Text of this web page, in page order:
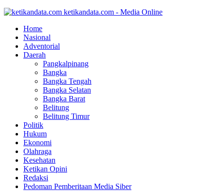
ketikandata.com - Media Online
Home
Nasional
Adventorial
Daerah
Pangkalpinang
Bangka
Bangka Tengah
Bangka Selatan
Bangka Barat
Belitung
Belitung Timur
Politik
Hukum
Ekonomi
Olahraga
Kesehatan
Ketikan Opini
Redaksi
Pedoman Pemberitaan Media Siber